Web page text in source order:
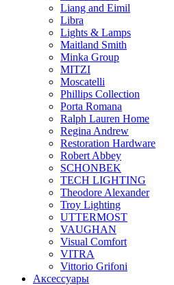
Liang and Eimil
Libra
Lights & Lamps
Maitland Smith
Minka Group
MITZI
Moscatelli
Phillips Collection
Porta Romana
Ralph Lauren Home
Regina Andrew
Restoration Hardware
Robert Abbey
SCHONBEK
TECH LIGHTING
Theodore Alexander
Troy Lighting
UTTERMOST
VAUGHAN
Visual Comfort
VITRA
Vittorio Grifoni
Аксессуары